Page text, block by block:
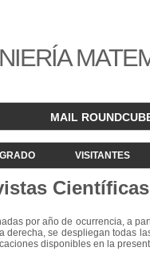
MAIL
VISITANTES
Científicas
por año de ocurrencia, a
derecha, se despliegan todas
disponibles en la